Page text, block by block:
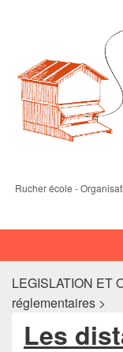
Rucher école -
LEGISLATION ET
réglementaires >
Les